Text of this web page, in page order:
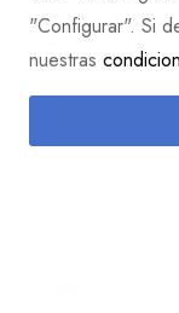
HEMP SUBLIME
19,09 €
"Configurar". Si
nuestras